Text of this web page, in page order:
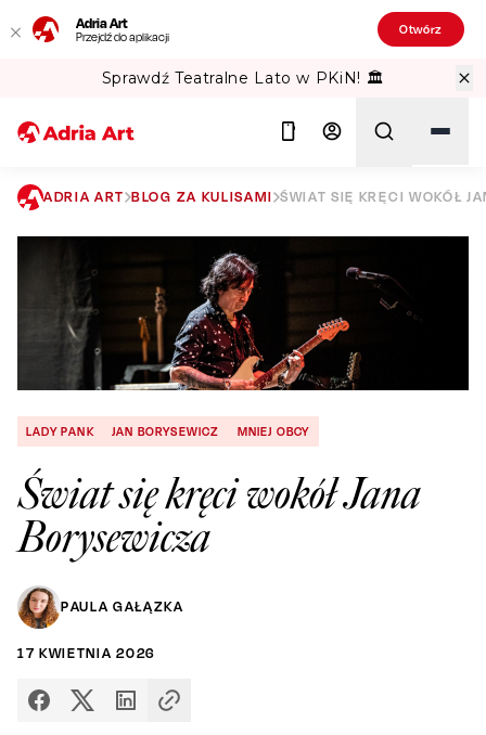
Adria Art
Przejdź do aplikacji Otwórz
Sprawdź Teatralne Lato w PKiN! 🏛️
Szukaj
ADRIA ART BLOG ZA KULISAMI ŚWIAT SIĘ KRĘCI WOKÓŁ
LADY PANK JAN BORYSEWICZ MNIEJ OBCY
Świat się kręci wokół Jana
Borysewicza
PAULA GAŁĄZKA
17 KWIETNIA 2026